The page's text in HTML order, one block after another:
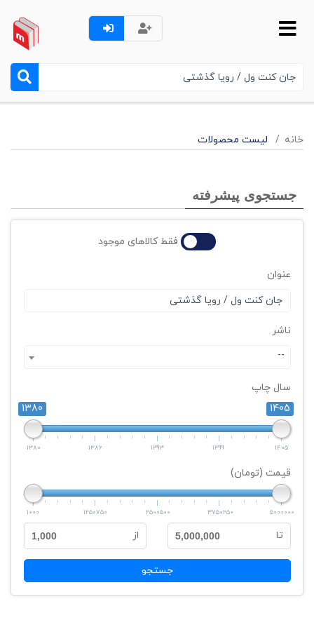
خانه لیست محصولات
جستجوی پیشرفته
فقط کالاهای موجود
عنوان
ناشر
--
سال چاپ
1380
1405
1380 1386 1393 1399 1405
قیمت (تومان)
1000 1250750 2500500 3750250 5000000
تا 5,000,000 از 1,000
جستجو